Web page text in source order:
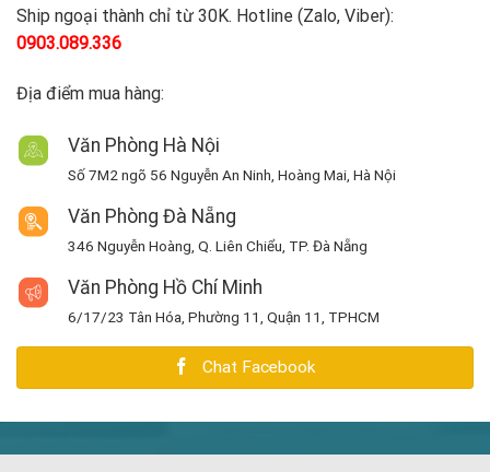
Ship ngoại thành chỉ từ 30K. Hotline (Zalo, Viber):
0903.089.336
Địa điểm mua hàng:
Văn Phòng Hà Nội
Số 7M2 ngõ 56 Nguyễn An Ninh, Hoàng Mai, Hà Nội
Văn Phòng Đà Nẵng
346 Nguyễn Hoàng, Q. Liên Chiểu, TP. Đà Nẵng
Văn Phòng Hồ Chí Minh
6/17/23 Tân Hóa, Phường 11, Quận 11, TPHCM
Chat Facebook